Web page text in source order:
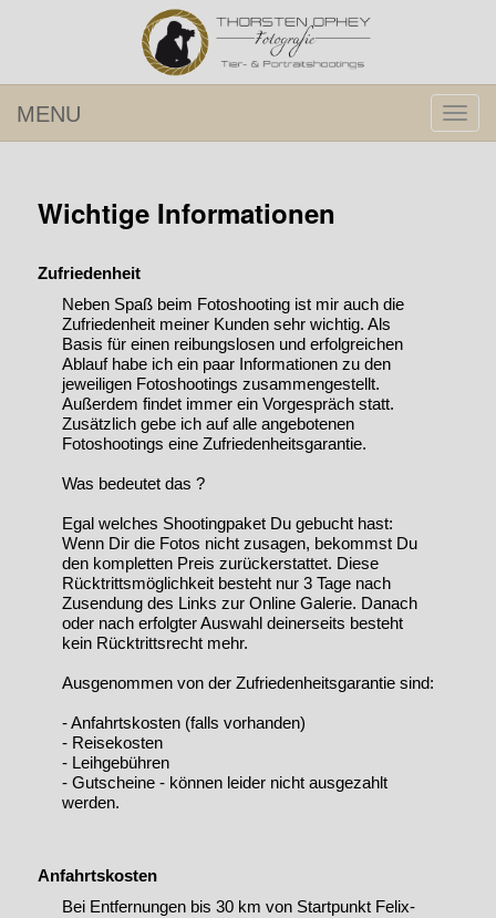
MENU
Wichtige Informationen
Zufriedenheit
Neben Spaß beim Fotoshooting ist mir auch die
Zufriedenheit meiner Kunden sehr wichtig. Als
Basis für einen reibungslosen und erfolgreichen
Ablauf habe ich ein paar Informationen zu den
jeweiligen Fotoshootings zusammengestellt.
Außerdem findet immer ein Vorgespräch statt.
Zusätzlich gebe ich auf alle angebotenen
Fotoshootings eine Zufriedenheitsgarantie.
Was bedeutet das ?
Egal welches Shootingpaket Du gebucht hast:
Wenn Dir die Fotos nicht zusagen, bekommst Du
den kompletten Preis zurückerstattet. Diese
Rücktrittsmöglichkeit besteht nur 3 Tage nach
Zusendung des Links zur Online Galerie. Danach
oder nach erfolgter Auswahl deinerseits besteht
kein Rücktrittsrecht mehr.
Ausgenommen von der Zufriedenheitsgarantie sind:
- Anfahrtskosten (falls vorhanden)
- Reisekosten
- Leihgebühren
- Gutscheine - können leider nicht ausgezahlt
werden.
Anfahrtskosten
Bei Entfernungen bis 30 km von Startpunkt Felix-